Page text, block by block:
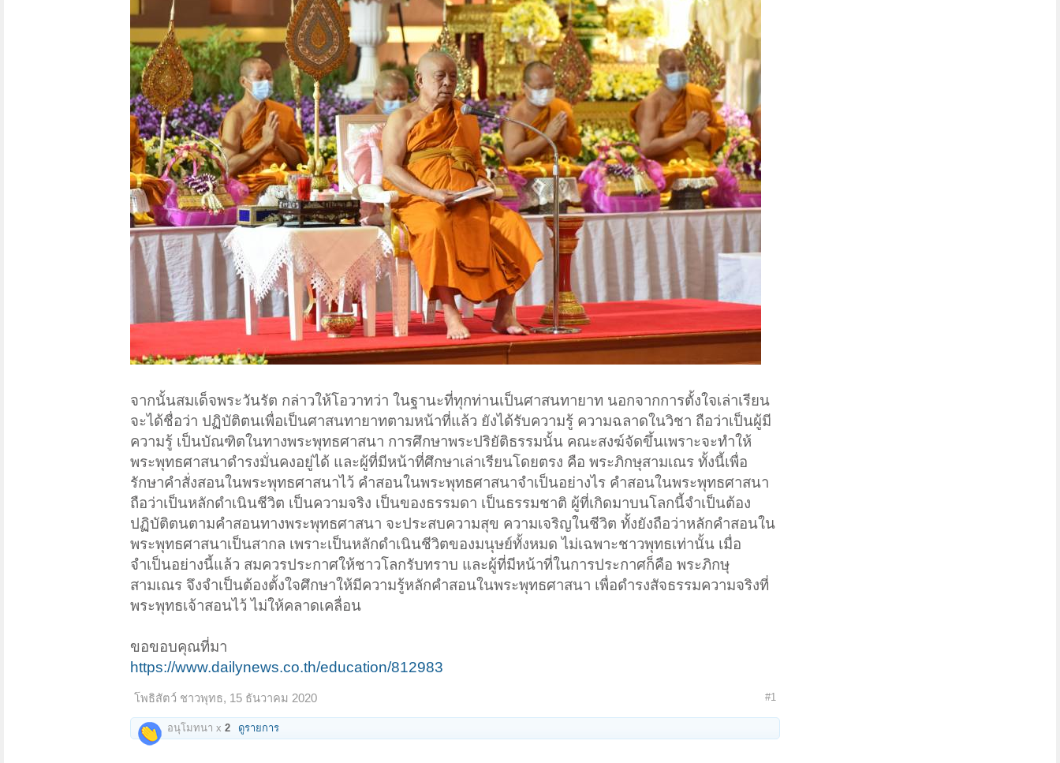
จากนั้นสมเด็จพระวันรัต กล่าวให้โอวาทว่า ในฐานะที่ทุกท่านเป็นศาสนทายาท นอกจากการตั้งใจเล่าเรียน
จะได้ชื่อว่า ปฏิบัติตนเพื่อเป็นศาสนทายาทตามหน้าที่แล้ว ยังได้รับความรู้ ความฉลาดในวิชา ถือว่าเป็นผู้มี
ความรู้ เป็นบัณฑิตในทางพระพุทธศาสนา การศึกษาพระปริยัติธรรมนั้น คณะสงฆ์จัดขึ้นเพราะจะทำให้
พระพุทธศาสนาดำรงมั่นคงอยู่ได้ และผู้ที่มีหน้าที่ศึกษาเล่าเรียนโดยตรง คือ พระภิกษุสามเณร ทั้งนี้เพื่อ
รักษาคำสั่งสอนในพระพุทธศาสนาไว้ คำสอนในพระพุทธศาสนาจำเป็นอย่างไร คำสอนในพระพุทธศาสนา
ถือว่าเป็นหลักดำเนินชีวิต เป็นความจริง เป็นของธรรมดา เป็นธรรมชาติ ผู้ที่เกิดมาบนโลกนี้จำเป็นต้อง
ปฏิบัติตนตามคำสอนทางพระพุทธศาสนา จะประสบความสุข ความเจริญในชีวิต ทั้งยังถือว่าหลักคำสอนใน
พระพุทธศาสนาเป็นสากล เพราะเป็นหลักดำเนินชีวิตของมนุษย์ทั้งหมด ไม่เฉพาะชาวพุทธเท่านั้น เมื่อ
จำเป็นอย่างนี้แล้ว สมควรประกาศให้ชาวโลกรับทราบ และผู้ที่มีหน้าที่ในการประกาศก็คือ พระภิกษุ
สามเณร จึงจำเป็นต้องตั้งใจศึกษาให้มีความรู้หลักคำสอนในพระพุทธศาสนา เพื่อดำรงสัจธรรมความจริงที่
พระพุทธเจ้าสอนไว้ ไม่ให้คลาดเคลื่อน
ขอขอบคุณที่มา
https://www.dailynews.co.th/education/812983
โพธิสัตว์ ชาวพุทธ, 15 ธันวาคม 2020 #1
อนุโมทนา x 2 ดูรายการ